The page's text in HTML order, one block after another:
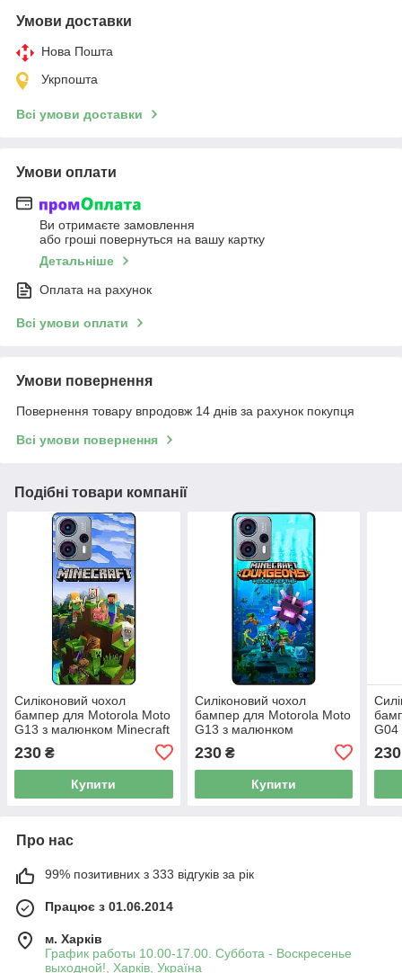
Умови доставки
Нова Пошта
Укрпошта
Всі умови доставки
Умови оплати
Ви отримаєте замовлення
або гроші повернуться на вашу картку
Детальніше
Оплата на рахунок
Всі умови оплати
Умови повернення
Повернення товару впродовж 14 днів за рахунок покупця
Всі умови повернення
Подібні товари компанії
Силіконовий чохол
бампер для Motorola Moto
G13 з малюнком Minecraft
230 ₴
Купити
Силіконовий чохол
бампер для Motorola Moto
G13 з малюнком
230₴
Купити
G04
230
Про нас
99% позитивних з 333 відгуків за рік
Працює з 01.06.2014
м. Харків
График работы 10.00-17.00. Суббота - Воскресенье
выходной!, Харків, Україна